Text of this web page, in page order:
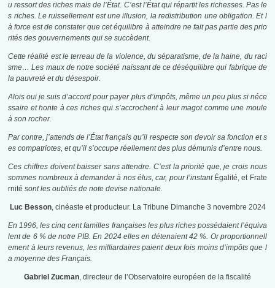
u ressort des riches mais de l’État. C’est l’État qui répartit les richesses. Pas le
s riches. Le ruissellement est une illusion, la redistribution une obligation. Et l
à force est de constater que cet équilibre à atteindre ne fait pas partie des prio
rités des gouvernements qui se succèdent.
Cette réalité est le terreau de la violence, du séparatisme, de la haine, du raci
sme… Les maux de notre société naissant de ce déséquilibre qui fabrique de
la pauvreté et du désespoir.
Alois oui je suis d’accord pour payer plus d’impôts, même un peu plus si néce
ssaire et honte à ces riches qui s’accrochent à leur magot comme une moule
à son rocher.
Par contre, j’attends de l’État français qu’il respecte son devoir sa fonction et s
es compatriotes, et qu’il s’occupe réellement des plus démunis d’entre nous.
Ces chiffres doivent baisser sans attendre. C’est la priorité que, je crois nous
sommes nombreux à demander à nos élus, car, pour l’instant Égalité, et Frate
rnité sont les oubliés de note devise nationale.
Luc Besson, cinéaste et producteur. La Tribune Dimanche 3 novembre 2024
En 1996, les cinq cent familles françaises les plus riches possédaient l’équiva
lent de 6 % de notre PIB. En 2024 elles en détenaient 42 %. Or proportionnell
ement à leurs revenus, les milliardaires paient deux fois moins d’impôts que l
a moyenne des Français.
Gabriel Zucman, directeur de l’Observatoire européen de la fiscalité